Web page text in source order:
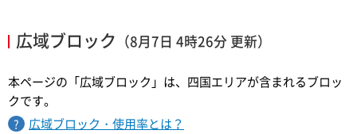
広域ブロック （8月7日 4時26分 更新）
本ページの「広域ブロック」は、四国エリアが含まれるブロッ
クです。
広域ブロック・使用率とは？